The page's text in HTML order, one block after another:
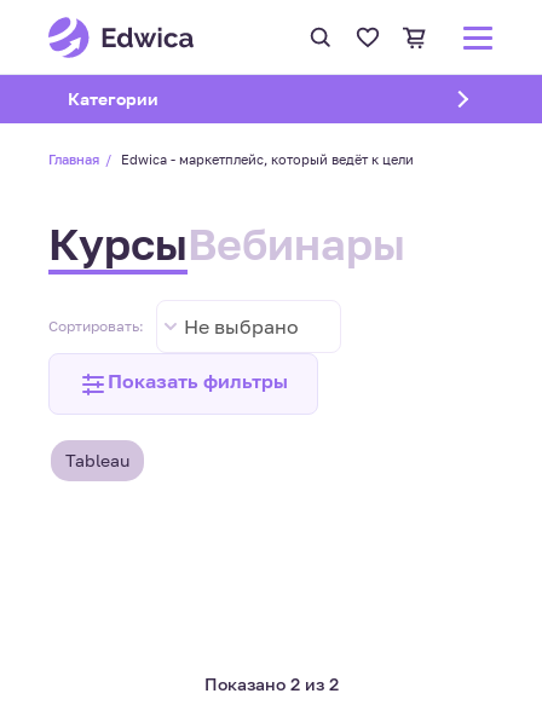
Открыть подменю
Категории
Главная Edwica - маркетплейс, который ведёт к цели
КурсыВебинары
Сортировать: Не выбрано
Показать фильтры
Tableau
Показано 2 из 2